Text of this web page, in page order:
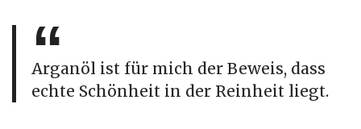
Arganöl ist für mich der Beweis, dass
echte Schönheit in der Reinheit liegt.